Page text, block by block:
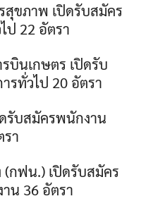
ขภาพ เปิดรับสมัคร
ป 22 อัตรา
บินเกษตร เปิดรับ
รทั่วไป 20 อัตรา
รับสมัครพนักงาน
า
กฟน.) เปิดรับสมัคร
น 36 อัตรา